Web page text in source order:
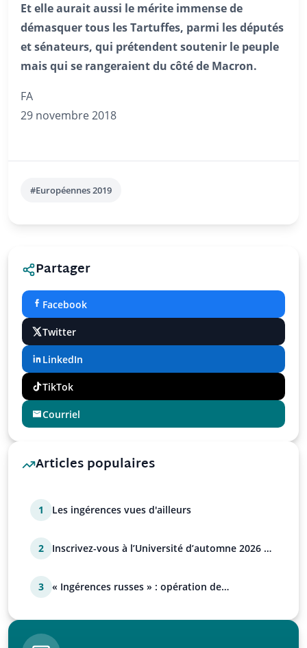
Et elle aurait aussi le mérite immense de
démasquer tous les Tartuffes, parmi les députés
et sénateurs, qui prétendent soutenir le peuple
mais qui se rangeraient du côté de Macron.
FA
29 novembre 2018
#Européennes 2019
Partager
Facebook
Twitter
LinkedIn
TikTok
Courriel
Articles populaires
1 Les ingérences vues d'ailleurs
2
Inscrivez-vous à l’Université d’automne 2026 de
3
« Ingérences russes » : opération de